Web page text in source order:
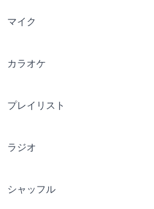
マイク
カラオケ
プレイリスト
ラジオ
シャッフル